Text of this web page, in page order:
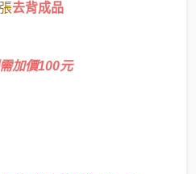
去背成品
加價100元